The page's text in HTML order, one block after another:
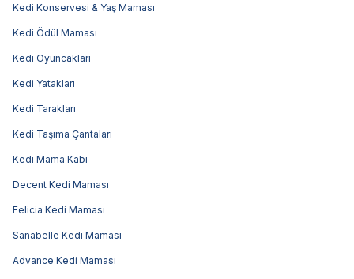
Kedi Konservesi & Yaş Maması
Kedi Ödül Maması
Kedi Oyuncakları
Kedi Yatakları
Kedi Tarakları
Kedi Taşıma Çantaları
Kedi Mama Kabı
Decent Kedi Maması
Felicia Kedi Maması
Sanabelle Kedi Maması
Advance Kedi Maması